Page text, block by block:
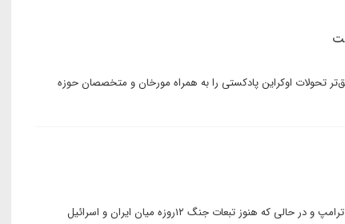
تحولات اوکراین پادکستی را به همراه مورخان و متخصصان حوزه
هفت ماه پس از آغاز دوره دوم ریاست‌جمهوری دونالد ترامپ و در حالی که هنوز تبعات جنگ ۱۲روزه میان ایران و اسرائیل